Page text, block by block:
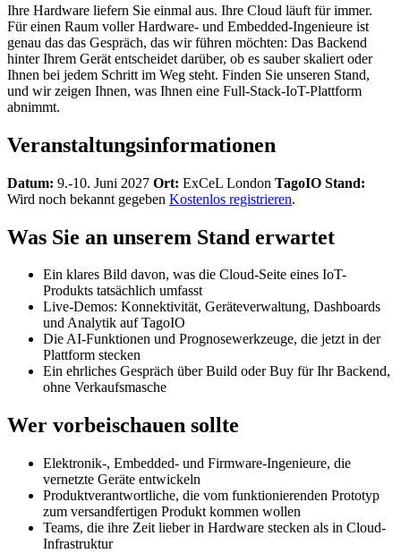
Ihre Hardware liefern Sie einmal aus. Ihre Cloud läuft für immer.
Für einen Raum voller Hardware- und Embedded-Ingenieure ist
genau das das Gespräch, das wir führen möchten: Das Backend
hinter Ihrem Gerät entscheidet darüber, ob es sauber skaliert oder
Ihnen bei jedem Schritt im Weg steht. Finden Sie unseren Stand,
und wir zeigen Ihnen, was Ihnen eine Full-Stack-IoT-Plattform
abnimmt.
Veranstaltungsinformationen
Datum: 9.-10. Juni 2027 Ort: ExCeL London TagoIO Stand:
Wird noch bekannt gegeben Kostenlos registrieren.
Was Sie an unserem Stand erwartet
Ein klares Bild davon, was die Cloud-Seite eines IoT-
Produkts tatsächlich umfasst
Live-Demos: Konnektivität, Geräteverwaltung, Dashboards
und Analytik auf TagoIO
Die AI-Funktionen und Prognosewerkzeuge, die jetzt in der
Plattform stecken
Ein ehrliches Gespräch über Build oder Buy für Ihr Backend,
ohne Verkaufsmasche
Wer vorbeischauen sollte
Elektronik-, Embedded- und Firmware-Ingenieure, die
vernetzte Geräte entwickeln
Produktverantwortliche, die vom funktionierenden Prototyp
zum versandfertigen Produkt kommen wollen
Teams, die ihre Zeit lieber in Hardware stecken als in Cloud-
Infrastruktur